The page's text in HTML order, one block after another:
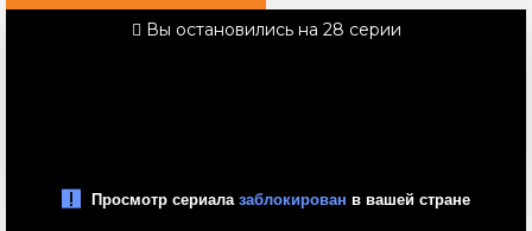
Вы остановились на 28 серии